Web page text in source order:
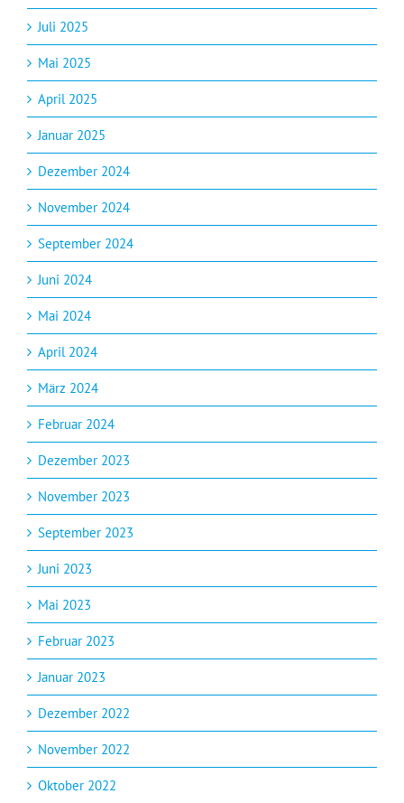
Juli 2025
Mai 2025
April 2025
Januar 2025
Dezember 2024
November 2024
September 2024
Juni 2024
Mai 2024
April 2024
März 2024
Februar 2024
Dezember 2023
November 2023
September 2023
Juni 2023
Mai 2023
Februar 2023
Januar 2023
Dezember 2022
November 2022
Oktober 2022